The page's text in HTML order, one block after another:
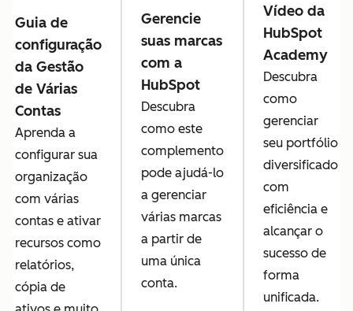
Guia de
configuração
da Gestão
de Várias
Contas
Aprenda a
configurar sua
organização
com várias
contas e ativar
recursos como
relatórios,
cópia de
Gerencie
suas marcas
com a
HubSpot
Descubra
como este
complemento
pode ajudá-lo
a gerenciar
várias marcas
a partir de
uma única
conta.
Vídeo da
HubSpot
Academy
Descubra
como
gerenciar
seu portfólio
diversificado
com
eficiência e
alcançar o
sucesso de
forma
unificada.